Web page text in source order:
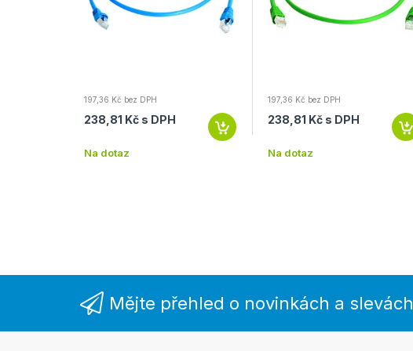
197,36 Kč bez DPH
238,81 Kč s DPH
Na dotaz
197,36 Kč bez DPH
238,81 Kč s DPH
Na dotaz
Mějte přehled o novinkách a slevách